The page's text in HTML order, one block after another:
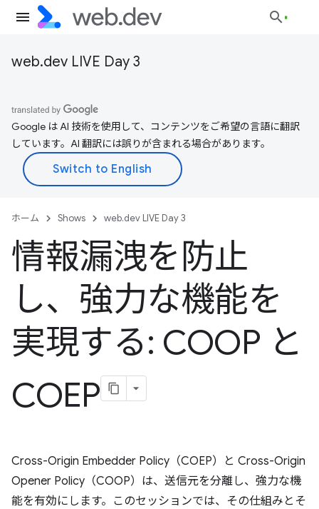
web.dev LIVE Day 3
Google は AI 技術を使用して、コンテンツをご希望の言語に翻訳
しています。AI 翻訳には誤りが含まれる場合があります。
ホーム Shows web.dev LIVE Day 3
情報漏洩を防止
し、強力な機能を
実現する: COOP と
COEP
Cross-Origin Embedder Policy（COEP）と Cross-Origin
Opener Policy（COOP）は、送信元を分離し、強力な機
能を有効にします。このセッションでは、その仕組みとそ